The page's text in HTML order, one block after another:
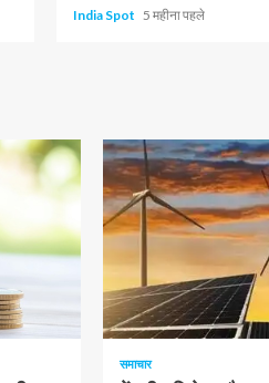
India Spot 5 महीना पहले
1 न्यूनतम पढ़ा
समाचार